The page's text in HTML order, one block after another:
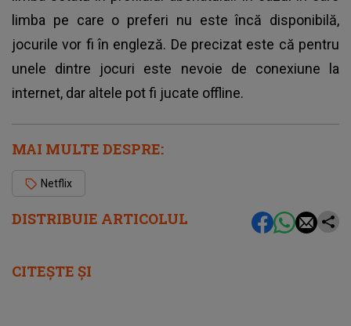
DISTRIBUIE ARTICOLUL
limba pe care o preferi nu este încă disponibilă,
jocurile vor fi în engleză. De precizat este că pentru
unele dintre jocuri este nevoie de conexiune la
internet, dar altele pot fi jucate offline.
MAI MULTE DESPRE:
Netflix
CITEȘTE ȘI